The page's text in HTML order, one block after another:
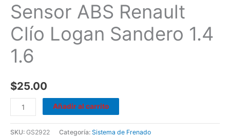
Sensor ABS Renault
Clío Logan Sandero 1.4
1.6
$25.00
Añadir al carrito
SKU: GS2922 Categoría: Sistema de Frenado